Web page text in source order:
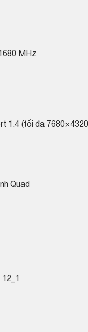
MHz
1.4 (tối đa
Quad